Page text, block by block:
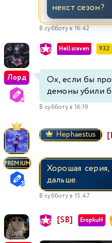
некст сезон?
В субботу в 16:42
Лорд
Hellsraven 932
Ох, если бы
демоны убили
В субботу в 16:19
PREMIUM
Hephaestus
Хорошая
дальше.
В субботу в 15:47
[SB] EropkuH